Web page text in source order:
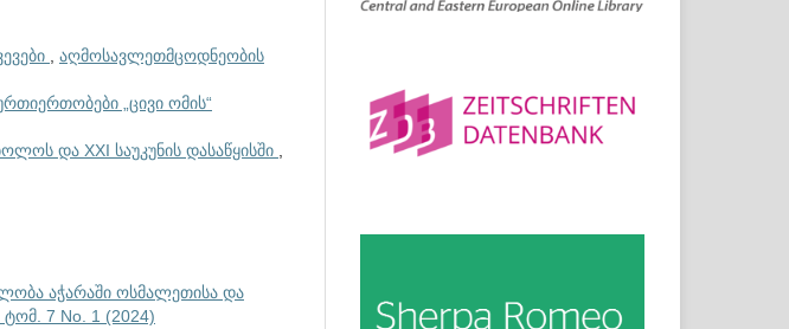
, აღმოსავლეთმცოდნეობის
„ცივი ომის“
და XXI საუკუნის დასაწყისში ,
აჭარაში ოსმალეთისა და
7 No. 1 (2024)